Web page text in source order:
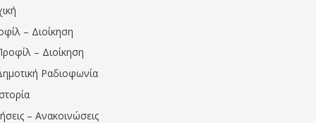
– Διοίκηση
– Διοίκηση
Ραδιοφωνία
– Ανακοινώσεις